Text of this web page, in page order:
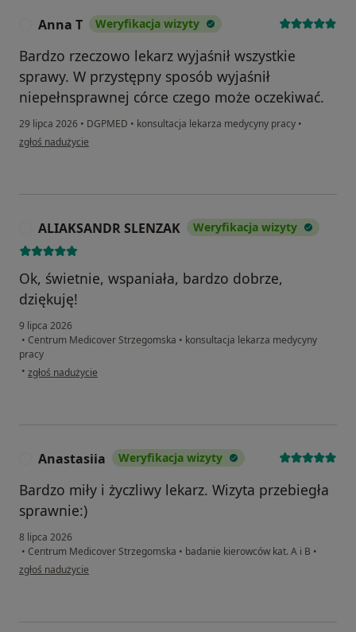
Anna T Weryfikacja wizyty
Bardzo rzeczowo lekarz wyjaśnił wszystkie
sprawy. W przystępny sposób wyjaśnił
niepełnsprawnej córce czego może oczekiwać.
29 lipca 2026 • DGPMED • konsultacja lekarza medycyny pracy •
w opinii użytkownika Anna T
zgłoś nadużycie
ALIAKSANDR SLENZAK Weryfikacja wizyty
Ok, świetnie, wspaniała, bardzo dobrze,
dziękuję!
9 lipca 2026
• Centrum Medicover Strzegomska • konsultacja lekarza medycyny
pracy
• w opinii użytkownika ALIAKSANDR SLENZAK
zgłoś nadużycie
Anastasiia Weryfikacja wizyty
Bardzo miły i życzliwy lekarz. Wizyta przebiegła
sprawnie:)
8 lipca 2026
• Centrum Medicover Strzegomska • badanie kierowców kat. A i B •
w opinii użytkownika Anastasiia
zgłoś nadużycie